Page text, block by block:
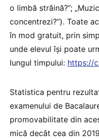
o limbă străină?”;
concentrezi?”). Toate
în mod gratuit, prin
unde elevul își poate
lungul timpului: https://
Statistica pentru
examenului de
promovabilitate din
mică decât cea din